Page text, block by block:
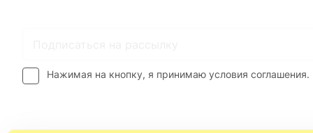
Нажимая на кнопку, я принимаю условия соглашения.